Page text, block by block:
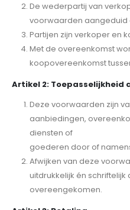
De wederpartij van
voorwaarden aangeduid
Partijen zijn verkoper en
Met de overeenkomst
koopovereenkomst
Artikel 2: Toepasselijkheid
Deze voorwaarden zijn
aanbiedingen,
diensten of
goederen door of
Afwijken van deze
uitdrukkelijk én schriftelijk
overeengekomen.